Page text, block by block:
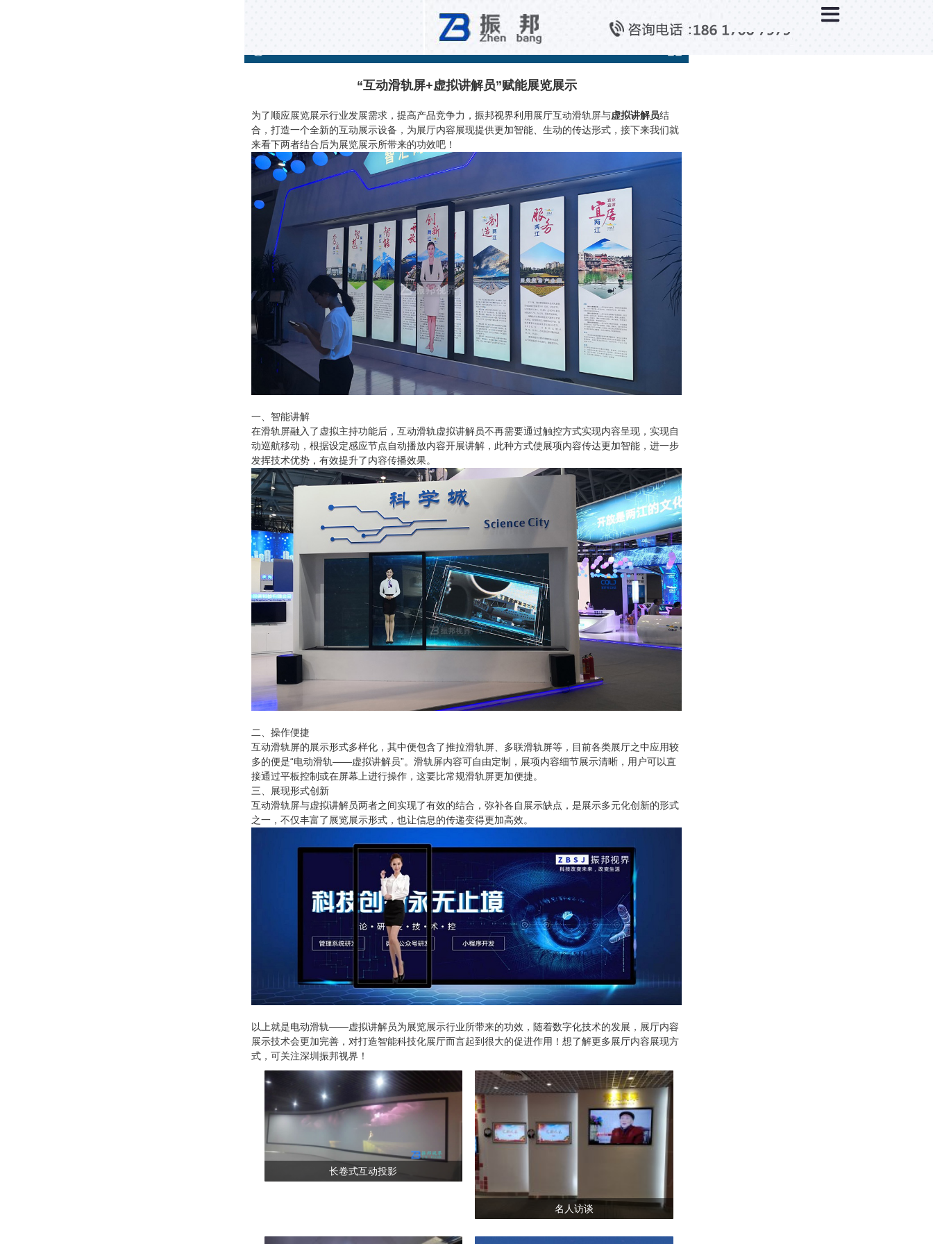
“互动滑轨屏+虚拟讲解员”赋能展览展示
为了顺应展览展示行业发展需求，提高产品竞争力，振邦视界利用展厅互动滑轨屏与虚拟讲解员结
合，打造一个全新的互动展示设备，为展厅内容展现提供更加智能、生动的传达形式，接下来我们就
来看下两者结合后为展览展示所带来的功效吧！
一、智能讲解
在滑轨屏融入了虚拟主持功能后，互动滑轨虚拟讲解员不再需要通过触控方式实现内容呈现，实现自
动巡航移动，根据设定感应节点自动播放内容开展讲解，此种方式使展项内容传达更加智能，进一步
发挥技术优势，有效提升了内容传播效果。
二、操作便捷
互动滑轨屏的展示形式多样化，其中便包含了推拉滑轨屏、多联滑轨屏等，目前各类展厅之中应用较
多的便是“电动滑轨——虚拟讲解员”。滑轨屏内容可自由定制，展项内容细节展示清晰，用户可以直
接通过平板控制或在屏幕上进行操作，这要比常规滑轨屏更加便捷。
三、展现形式创新
互动滑轨屏与虚拟讲解员两者之间实现了有效的结合，弥补各自展示缺点，是展示多元化创新的形式
之一，不仅丰富了展览展示形式，也让信息的传递变得更加高效。
以上就是电动滑轨——虚拟讲解员为展览展示行业所带来的功效，随着数字化技术的发展，展厅内容
展示技术会更加完善，对打造智能科技化展厅而言起到很大的促进作用！想了解更多展厅内容展现方
式，可关注深圳振邦视界！
长卷式互动投影
名人访谈